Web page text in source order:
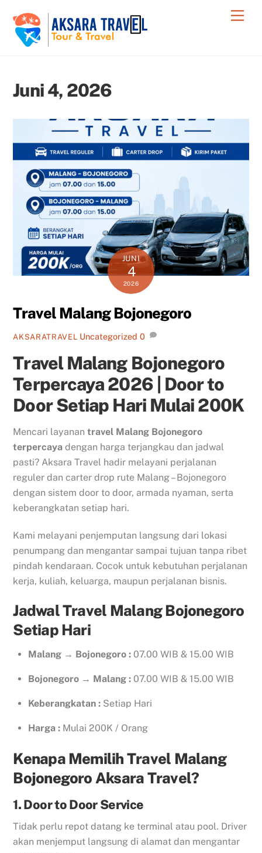
content
Juni 4, 2026
JUNI
4
2026
Travel Malang Bojonegoro
AKSARATRAVEL Uncategorized 0
Travel Malang Bojonegoro
Terpercaya 2026 | Door to
Door Setiap Hari Mulai 200K
Mencari layanantravel Malang Bojonegoro
terpercaya dengan harga terjangkau dan jadwal
pasti? Aksara Travel hadir melayani perjalanan
reguler dan carter drop rute Malang – Bojonegoro
dengan sistem door to door, armada nyaman, serta
keberangkatan setiap hari.
Kami melayani penjemputan langsung dari lokasi
penumpang dan mengantar sampai tujuan tanpa ribet
pindah kendaraan. Cocok untuk kebutuhan perjalanan
kerja, kuliah, keluarga, maupun perjalanan bisnis.
Jadwal Travel Malang Bojonegoro
Setiap Hari
Malang → Bojonegoro : 07.00 WIB & 15.00 WIB
Bojonegoro → Malang : 07.00 WIB & 15.00 WIB
Keberangkatan : Setiap Hari
Harga : Mulai 200K / Orang
Kenapa Memilih Travel Malang
Bojonegoro Aksara Travel?
1. Door to Door Service
Tidak perlu repot datang ke terminal atau pool. Driver
akan menjemput langsung di alamat dan mengantar